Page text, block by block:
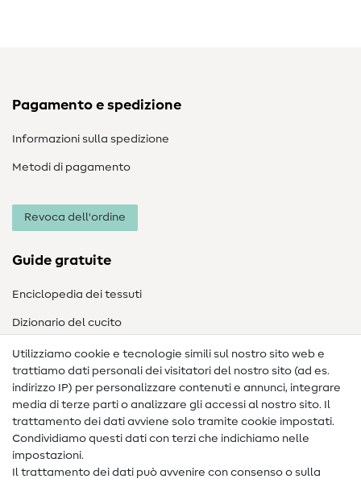
Pagamento e spedizione
Informazioni sulla spedizione
Metodi di pagamento
Revoca dell'ordine
Guide gratuite
Enciclopedia dei tessuti
Dizionario del cucito
Nähanleitungen
Assistenza e contatto
Contatto
Informazioni sul nuovo proprietario
FAQ
Utilizziamo cookie e tecnologie simili sul nostro sito web e
trattiamo dati personali dei visitatori del nostro sito (ad es.
indirizzo IP) per personalizzare contenuti e annunci, integrare
media di terze parti o analizzare gli accessi al nostro sito. Il
trattamento dei dati avviene solo tramite cookie impostati.
Condividiamo questi dati con terzi che indichiamo nelle
impostazioni.
Il trattamento dei dati può avvenire con consenso o sulla